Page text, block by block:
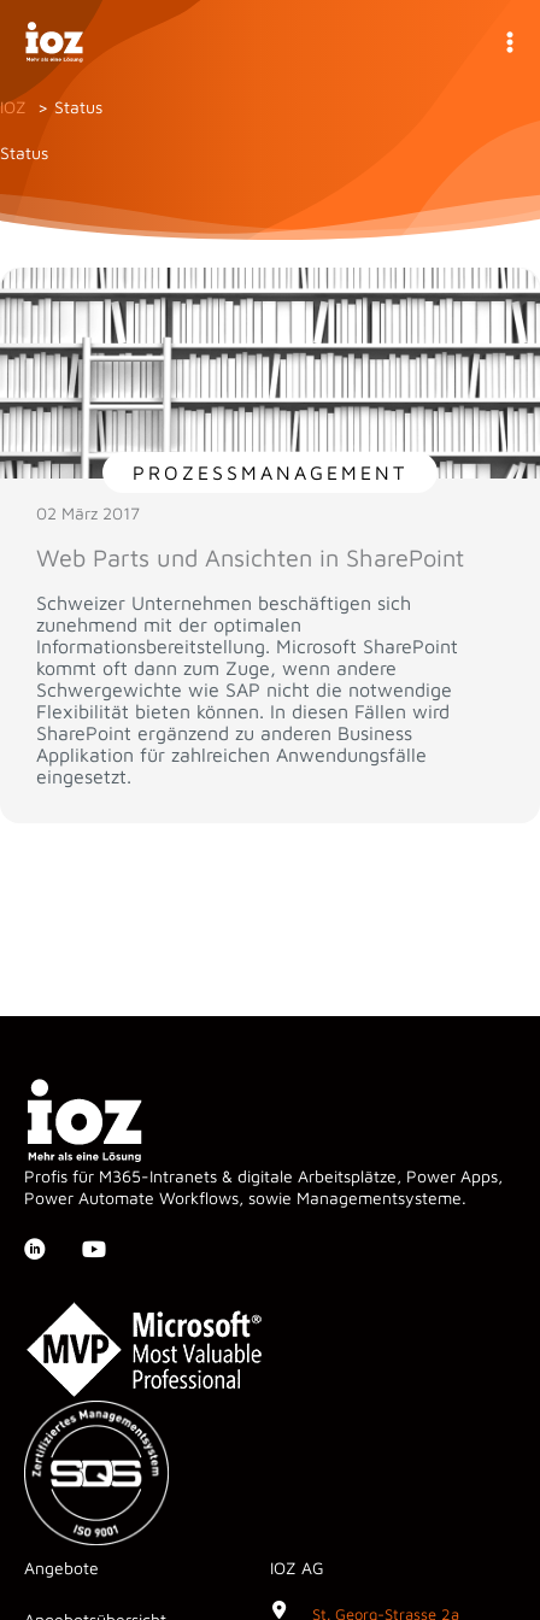
Inhalt
springen
IOZ Status
Status
PROZESSMANAGEMENT
02 März 2017
Web Parts und Ansichten in SharePoint
Schweizer Unternehmen beschäftigen sich
zunehmend mit der optimalen
Informationsbereitstellung. Microsoft SharePoint
kommt oft dann zum Zuge, wenn andere
Schwergewichte wie SAP nicht die notwendige
Flexibilität bieten können. In diesen Fällen wird
SharePoint ergänzend zu anderen Business
Applikation für zahlreichen Anwendungsfälle
eingesetzt.
Profis für M365-Intranets & digitale Arbeitsplätze, Power Apps,
Power Automate Workflows, sowie Managementsysteme.
Angebote IOZ AG
St. Georg-Strasse 2a